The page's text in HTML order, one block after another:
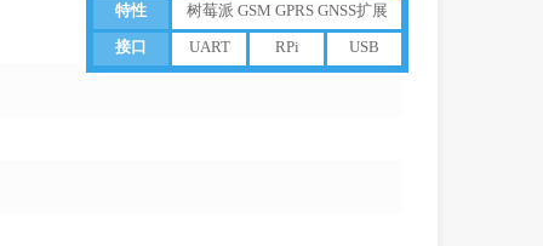
特性 树莓派 GSM GPRS GNSS扩展
接口 UART RPi USB